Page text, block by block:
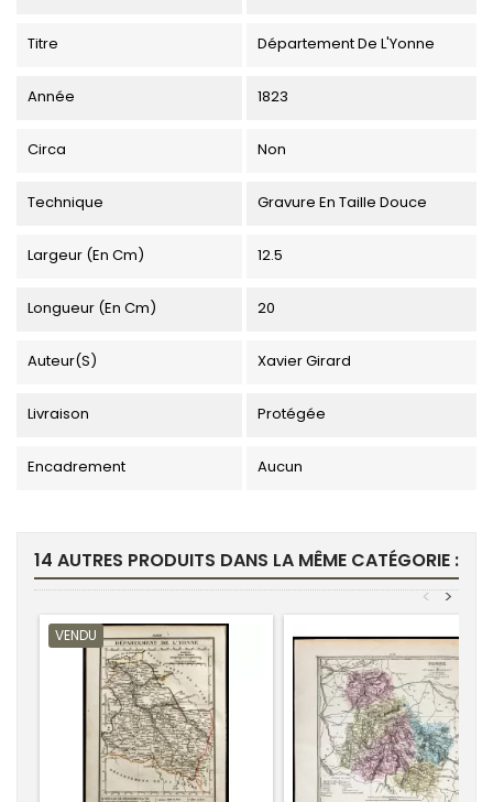
Titre Département De L'Yonne
Année 1823
Circa Non
Technique Gravure En Taille Douce
Largeur (en Cm) 12.5
Longueur (en Cm) 20
Auteur(s) Xavier Girard
Livraison Protégée
Encadrement Aucun
14 AUTRES PRODUITS DANS LA MÊME CATÉGORIE :
>
<
VENDU